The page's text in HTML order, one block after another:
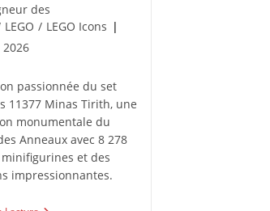
des
LEGO / LEGO Icons
passionnée du set
11377 Minas Tirith, une
monumentale du
Anneaux avec 8 278
minifigurines et des
impressionnantes.